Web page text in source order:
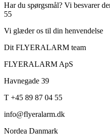
Har du spørgsmål? Vi besvarer
55
Vi glæder os til din henvendelse
Dit FLYERALARM team
FLYERALARM ApS
Havnegade 39
T +45 89 87 04 55
info@flyeralarm.dk
Nordea Danmark